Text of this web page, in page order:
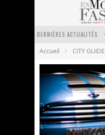
DERNIÈRES ACTUALITÉS
Accueil CITY GUIDE